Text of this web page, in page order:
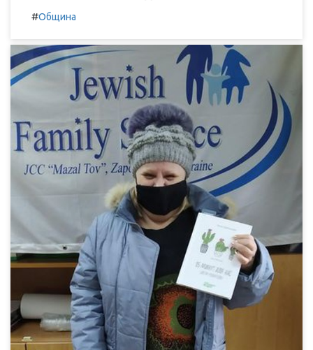
#Община